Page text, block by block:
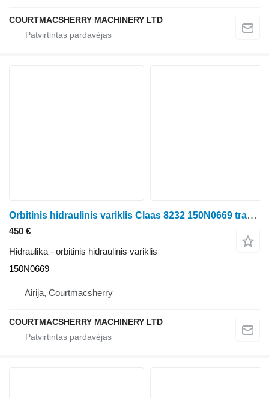
COURTMACSHERRY MACHINERY LTD
Orbitinis hidraulinis variklis Claas 8232 150N0669 traktoriaus
450 €
Hidraulika - orbitinis hidraulinis variklis
150N0669
Airija, Courtmacsherry
COURTMACSHERRY MACHINERY LTD